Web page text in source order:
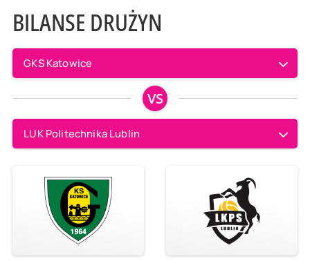
BILANSE DRUŻYN
GKS Katowice
VS
LUK Politechnika Lublin